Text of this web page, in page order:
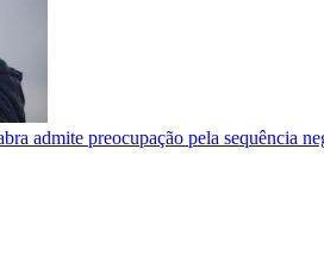
admite preocupação pela sequência